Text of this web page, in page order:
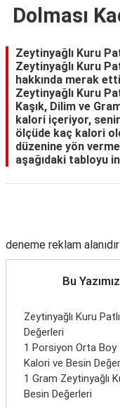
Dolması
Zeytinyağlı Kuru
Zeytinyağlı Kuru
hakkında merak
Zeytinyağlı Kuru
Kaşık, Dilim ve
kalori içeriyor,
ölçüde kaç kalori
düzenine yön
aşağıdaki tabloyu
deneme reklam alanıdır
Bu
Zeytinyağlı Kuru
Değerleri
1 Porsiyon Orta Boy
Kalori ve Besin
1 Gram Zeytinyağlı
Besin Değerleri